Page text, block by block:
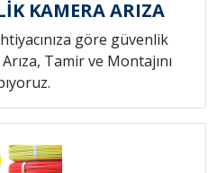
KAMERA ARIZA
göre güvenlik
Tamir ve Montajını